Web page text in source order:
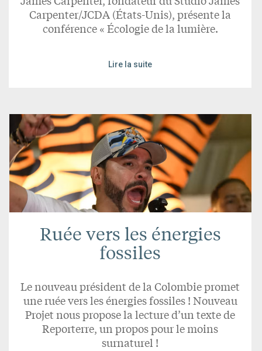
Carpenter/JCDA (États-Unis), présente la
conférence « Écologie de la lumière.
Lire la suite
Ruée vers les énergies
fossiles
Le nouveau président de la Colombie promet
une ruée vers les énergies fossiles ! Nouveau
Projet nous propose la lecture d’un texte de
Reporterre, un propos pour le moins
surnaturel !